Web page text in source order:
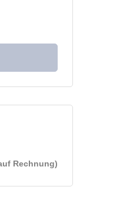
Rechnung)